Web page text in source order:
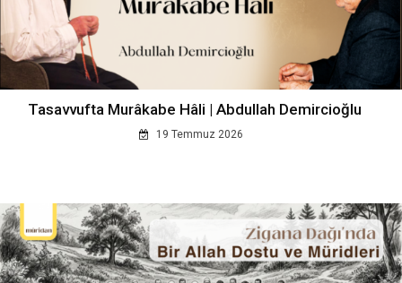
Tasavvufta Murâkabe Hâli | Abdullah Demircioğlu
19 Temmuz 2026